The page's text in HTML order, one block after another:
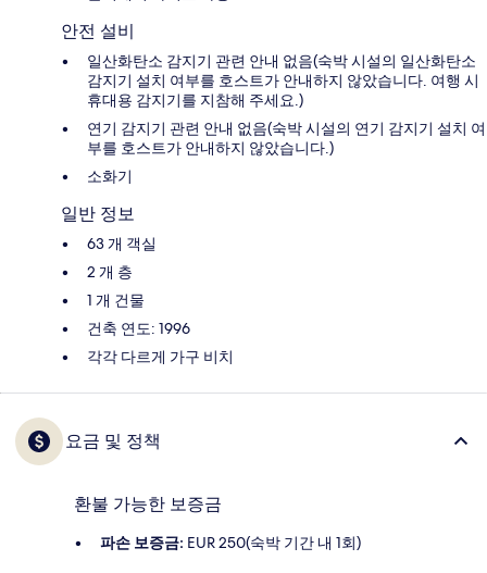
안전 설비
일산화탄소 감지기 관련 안내 없음(숙박 시설의 일산화탄소
감지기 설치 여부를 호스트가 안내하지 않았습니다. 여행 시
휴대용 감지기를 지참해 주세요.)
연기 감지기 관련 안내 없음(숙박 시설의 연기 감지기 설치 여
부를 호스트가 안내하지 않았습니다.)
소화기
일반 정보
63 개 객실
2 개 층
1 개 건물
건축 연도: 1996
각각 다르게 가구 비치
요금 및 정책
환불 가능한 보증금
파손 보증금: EUR 250(숙박 기간 내 1회)